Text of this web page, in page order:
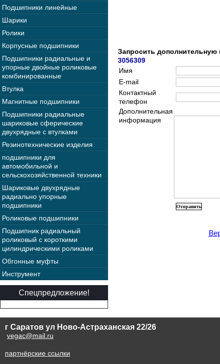
Запросить
3056309
Имя
E-mail
Контактный
телефон
Дополнительная
информация
Подшипники линейные
Шарики
Ролики
Корпусные подшипники
Подшипники радиальные и
упорные двойные роликовые
комбинированные
Втулка
Магнитные подшипники
Подшипники радиальные
шариковые сферические
двухрядные с втулками
Резинотехнические изделия
подшипники для
автомобильной и
сельскохозяйственной техники
Шариковые двухрядные
радиально упорные
подшипники
Роликовые подшипники
Подшипник радиальный
роликовый с короткими
цилиндрическими роликами
Обгонные муфты
Инструмент
Спецпредложение!
г Саратов ул Ново-Астраханская 22/26
vegac@mail.ru
партнёрские ссылки